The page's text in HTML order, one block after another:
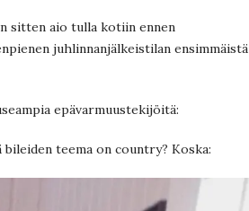
sitten aio tulla kotiin ennen
juhlinnanjälkeistilan ensimmäistä
epävarmuustekijöitä:
teema on country? Koska: